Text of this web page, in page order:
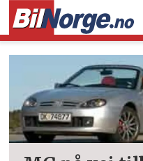
Tag:
rover